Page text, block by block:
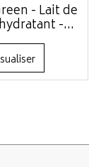
- Lait de
-...